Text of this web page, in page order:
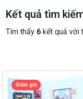
Kết quả tìm
Tìm thấy 6 kết quả với
Giảm giá